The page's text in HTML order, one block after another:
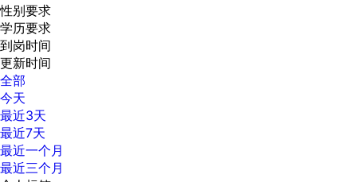
性别要求
学历要求
到岗时间
更新时间
全部
今天
最近3天
最近7天
最近一个月
最近三个月